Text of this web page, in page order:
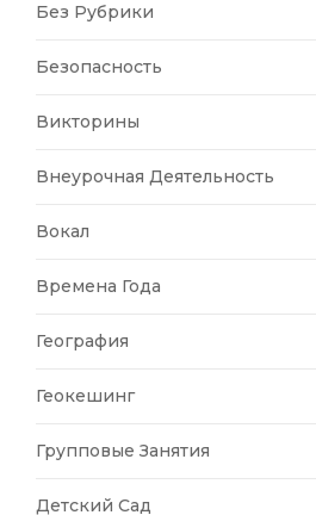
Без Рубрики
Безопасность
Викторины
Внеурочная Деятельность
Вокал
Времена Года
География
Геокешинг
Групповые Занятия
Детский Сад